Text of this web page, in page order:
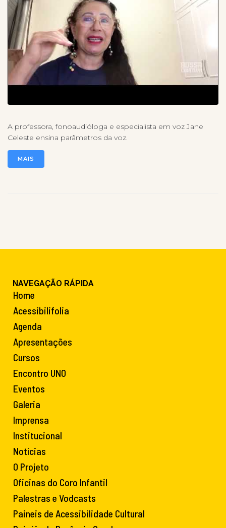
A professora, fonoaudióloga e especialista em voz Jane
Celeste ensina parâmetros da voz.
MAIS
NAVEGAÇÃO RÁPIDA
Home
Acessibilifolia
Agenda
Apresentações
Cursos
Encontro UNO
Eventos
Galeria
Imprensa
Institucional
Notícias
O Projeto
Oficinas do Coro Infantil
Palestras e Vodcasts
Paineis de Acessibilidade Cultural